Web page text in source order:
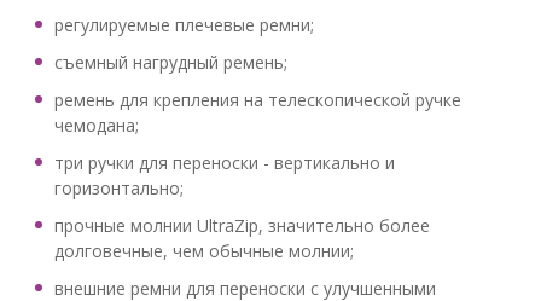
регулируемые плечевые ремни;
съемный нагрудный ремень;
ремень для крепления на телескопической ручке
чемодана;
три ручки для переноски - вертикально и
горизонтально;
прочные молнии UltraZip, значительно более
долговечные, чем обычные молнии;
внешние ремни для переноски с улучшенными